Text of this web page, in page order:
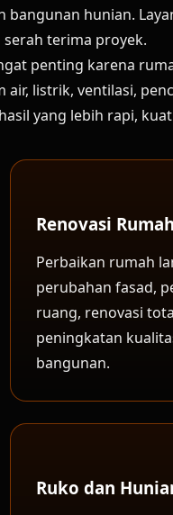
hunian.
terima proyek.
penting karena
listrik, ventilasi,
yang lebih rapi,
Renovasi Rumah
Perbaikan rumah
perubahan fasad,
ruang, renovasi
peningkatan
bangunan.
Ruko dan